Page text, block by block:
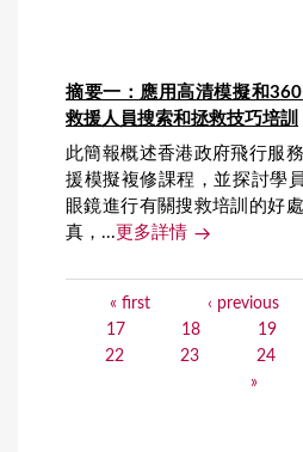
摘要一：應用高清模擬和
救援人員搜索和拯救技巧培訓
此簡報概述香港政府飛行服
援模擬複修課程，並探討學
眼鏡進行有關搜救培訓的好
真，... 更多詳情
« first ‹ previous
17
18 19
22
23 24
»